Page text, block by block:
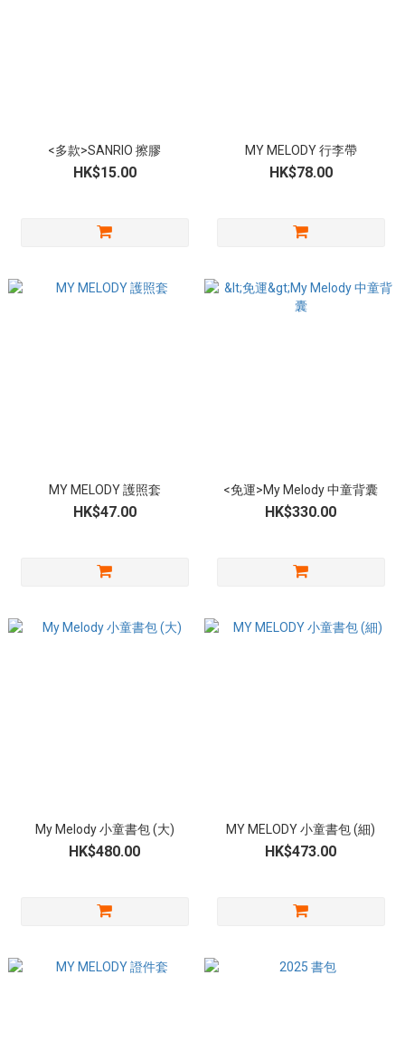
<多款>SANRIO 擦膠
HK$15.00
MY MELODY 行李帶
HK$78.00
MY MELODY 護照套
HK$47.00
<免運>My Melody 中童背囊
HK$330.00
My Melody 小童書包 (大)
HK$480.00
MY MELODY 小童書包 (細)
HK$473.00